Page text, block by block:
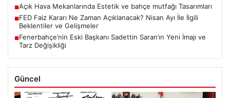
■Açık Hava Mekanlarında Estetik ve bahçe mutfağı Tasarımları
■FED Faiz Kararı Ne Zaman Açıklanacak? Nisan Ayı İle İlgili
Beklentiler ve Gelişmeler
■Fenerbahçe’nin Eski Başkanı Sadettin Saran’ın Yeni İmajı ve
Tarz Değişikliği
Güncel